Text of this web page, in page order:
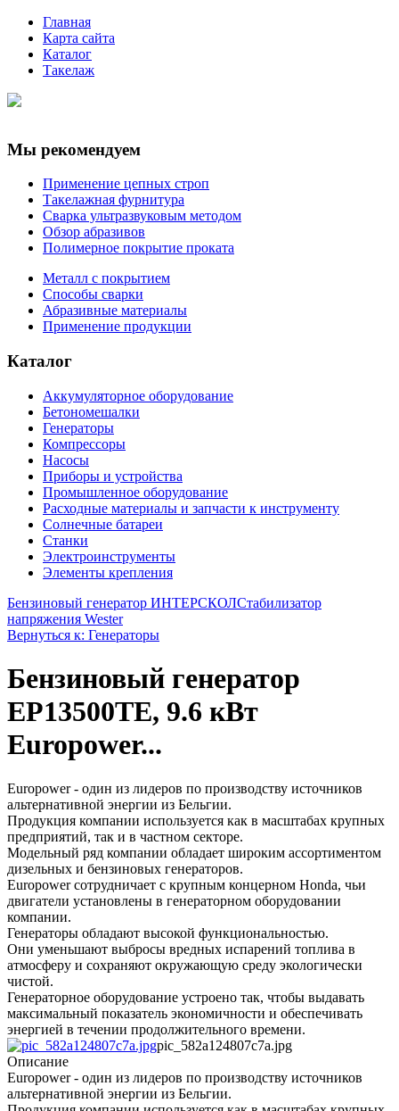
Главная
Карта сайта
Каталог
Такелаж
Мы рекомендуем
Применение цепных строп
Такелажная фурнитура
Сварка ультразвуковым методом
Обзор абразивов
Полимерное покрытие проката
Металл с покрытием
Способы сварки
Абразивные материалы
Применение продукции
Каталог
Аккумуляторное оборудование
Бетономешалки
Генераторы
Компрессоры
Насосы
Приборы и устройства
Промышленное оборудование
Расходные материалы и запчасти к инструменту
Солнечные батареи
Станки
Электроинструменты
Элементы крепления
Бензиновый генератор ИНТЕРСКОЛСтабилизатор
напряжения Wester
Вернуться к: Генераторы
Бензиновый генератор
EP13500ТЕ, 9.6 кВт
Europower...
Europower - один из лидеров по производству источников
альтернативной энергии из Бельгии.
Продукция компании используется как в масштабах крупных
предприятий, так и в частном секторе.
Модельный ряд компании обладает широким ассортиментом
дизельных и бензиновых генераторов.
Europower сотрудничает с крупным концерном Honda, чьи
двигатели установлены в генераторном оборудовании
компании.
Генераторы обладают высокой функциональностью.
Они уменьшают выбросы вредных испарений топлива в
атмосферу и сохраняют окружающую среду экологически
чистой.
Генераторное оборудование устроено так, чтобы выдавать
максимальный показатель экономичности и обеспечивать
энергией в течении продолжительного времени.
pic_582a124807c7a.jpg
Описание
Europower - один из лидеров по производству источников
альтернативной энергии из Бельгии.